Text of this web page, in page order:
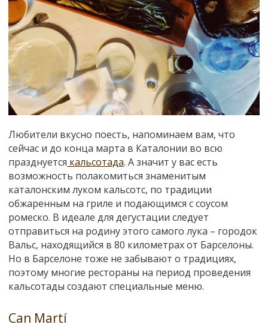
Любители вкусно поесть, напоминаем вам, что
сейчас и до конца марта в Каталонии во всю
празднуется кальсотада. А значит у вас есть
возможность полакомиться знаменитым
каталонским луком кальсотс, по традиции
обжаренным на гриле и подающимся с соусом
ромеско. В идеале для дегустации следует
отправиться на родину этого самого лука – городок
Вальс, находящийся в 80 километрах от Барселоны.
Но в Барселоне тоже не забывают о традициях,
поэтому многие рестораны на период проведения
кальсотады создают специальные меню.
Can Martí